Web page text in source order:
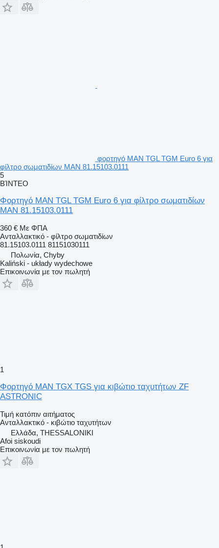
φορτηγό MAN TGL TGM Euro 6 για
φίλτρο σωματιδίων MAN 81.15103.0111
5
ΒΊΝΤΕΟ
Φορτηγό MAN TGL TGM Euro 6 για φίλτρο σωματιδίων
MAN 81.15103.0111
360 € Με ΦΠΑ
Ανταλλακτικό - φίλτρο σωματιδίων
81.15103.0111 81151030111
Πολωνία, Chyby
Kaliński - układy wydechowe
Επικοινωνία με τον πωλητή
1
Φορτηγό MAN TGX TGS για κιβώτιο ταχυτήτων ZF
ASTRONIC
Τιμή κατόπιν αιτήματος
Ανταλλακτικό - κιβώτιο ταχυτήτων
Ελλάδα, THESSALONIKI
Afoi siskoudi
Επικοινωνία με τον πωλητή